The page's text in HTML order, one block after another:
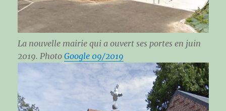
La nouvelle mairie qui a ouvert ses portes en juin
2019. Photo Google 09/2019